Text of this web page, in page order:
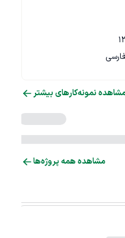
نمونه‌کارهای بیشتر
مشاهده همه پروژه‌ها